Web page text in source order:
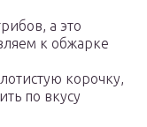
а это
к обжарке
корочку,
по вкусу